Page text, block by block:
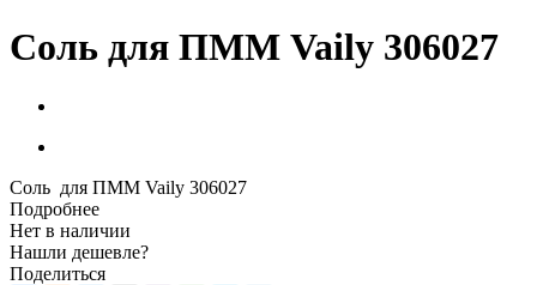
Соль для ПММ Vaily 306027
Соль для ПММ Vaily 306027
Подробнее
Нет в наличии
Нашли дешевле?
Поделиться